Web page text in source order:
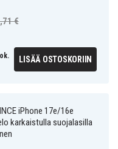
€
LISÄÄ OSTOSKORIIN
iPhone 17e/16e
karkaistulla suojalasilla